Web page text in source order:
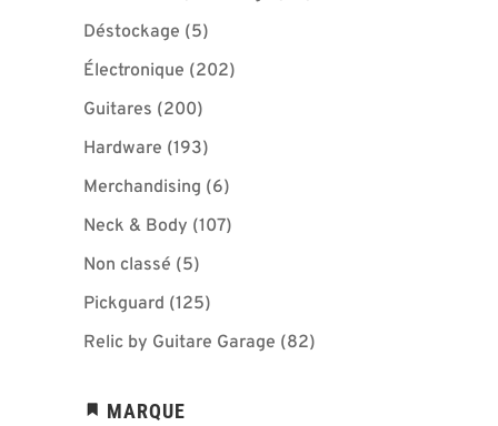
Déstockage (5)
Électronique (202)
Guitares (200)
Hardware (193)
Merchandising (6)
Neck & Body (107)
Non classé (5)
Pickguard (125)
Relic by Guitare Garage (82)
MARQUE